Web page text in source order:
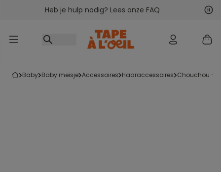
Ga naar inhoudHeb je hulp nodig? Lees onze FAQ
baby baby meisje accessoires haaraccessoires chouchou -